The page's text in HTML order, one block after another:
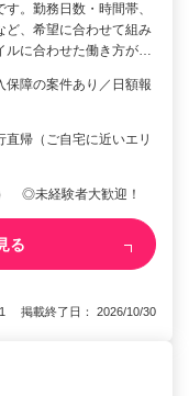
。勤務日数・時間帯、
ど、希望に合わせて組み
ルに合わせた働き方が…
障の案件あり／日額報
帰（ご自宅に近いエリ
◎未経験者大歓迎！
る
掲載終了日： 2026/10/30